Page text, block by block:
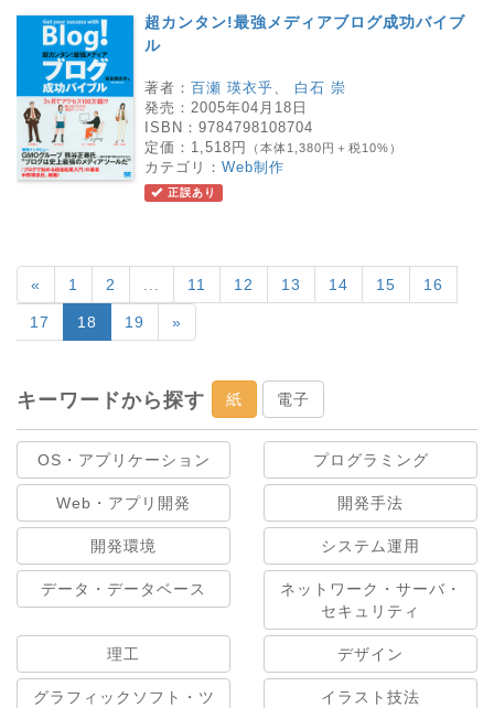
超カンタン!最強メディアブログ成功バイブ
ル
著者： 百瀬 瑛衣乎、 白石 崇
発売： 2005年04月18日
ISBN： 9784798108704
定価： 1,518円 （本体1,380円＋税10%）
カテゴリ： Web制作
正誤あり
« 1 2 11 12 13 14 15 16
17 18 19 »
キーワードから探す 紙 電子
OS・アプリケーション プログラミング
Web・アプリ開発 開発手法
開発環境 システム運用
データ・データベース
ネットワーク・サーバ・
セキュリティ
理工 デザイン
グラフィックソフト・ツ
イラスト技法